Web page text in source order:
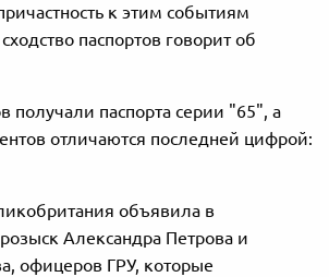
к этим событиям
паспортов говорит об
получали паспорта серии "65", а
отличаются последней цифрой:
объявила в
Александра Петрова и
офицеров ГРУ, которые